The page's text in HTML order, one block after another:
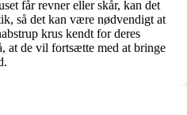
får revner eller skår, kan det
så det kan være nødvendigt at
krus kendt for deres
at de vil fortsætte med at bringe